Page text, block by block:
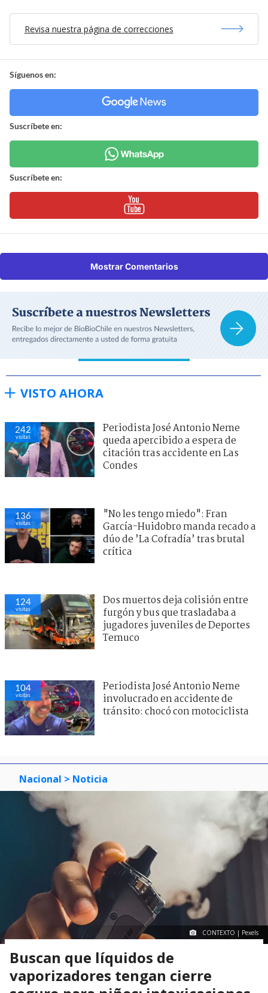
Revisa nuestra página de correcciones
Síguenos en:
Suscríbete en:
Suscríbete en:
Mostrar Comentarios
VISTO AHORA
242
visitas
Periodista José Antonio Neme
queda apercibido a espera de
citación tras accidente en Las
Condes
136
visitas
"No les tengo miedo": Fran
García-Huidobro manda recado a
dúo de ’La Cofradía’ tras brutal
crítica
124
visitas
Dos muertos deja colisión entre
furgón y bus que trasladaba a
jugadores juveniles de Deportes
Temuco
104
visitas
Periodista José Antonio Neme
involucrado en accidente de
tránsito: chocó con motociclista
Nacional > Noticia
CONTEXTO | Pexels
Buscan que líquidos de
vaporizadores tengan cierre